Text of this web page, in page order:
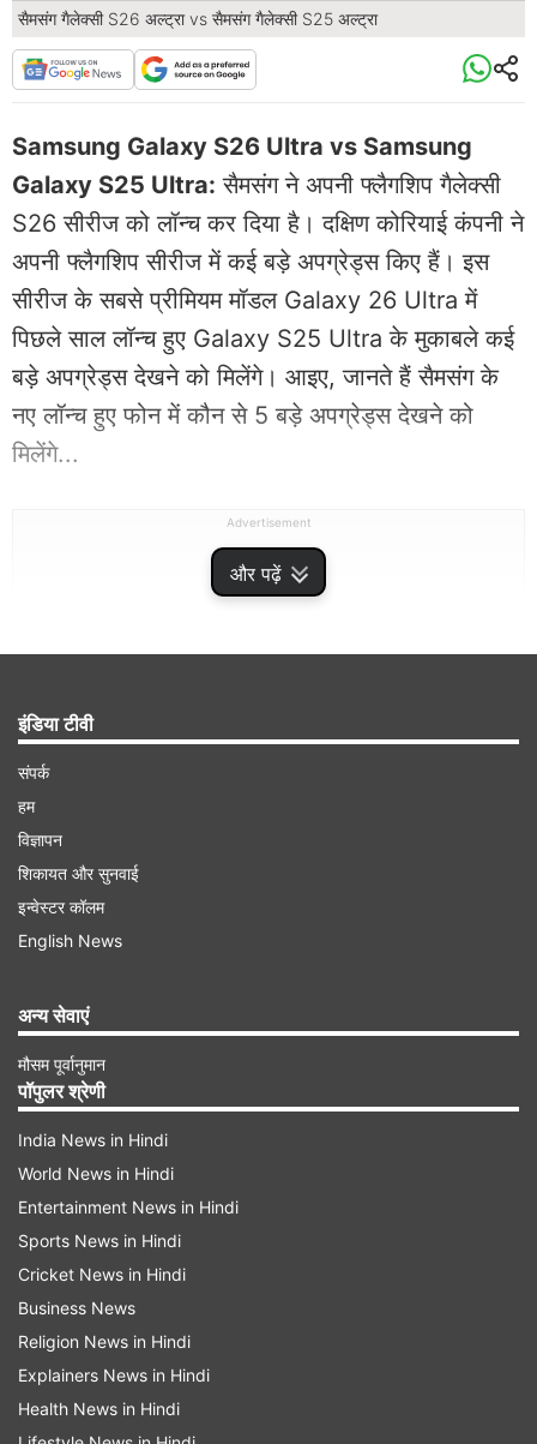
और पढ़ें
सैमसंग गैलेक्सी S26 अल्ट्रा vs सैमसंग गैलेक्सी S25 अल्ट्रा
Samsung Galaxy S26 Ultra vs Samsung
Galaxy S25 Ultra: सैमसंग ने अपनी फ्लैगशिप गैलेक्सी
S26 सीरीज को लॉन्च कर दिया है। दक्षिण कोरियाई कंपनी ने
अपनी फ्लैगशिप सीरीज में कई बड़े अपग्रेड्स किए हैं। इस
सीरीज के सबसे प्रीमियम मॉडल Galaxy 26 Ultra में
पिछले साल लॉन्च हुए Galaxy S25 Ultra के मुकाबले कई
बड़े अपग्रेड्स देखने को मिलेंगे। आइए, जानते हैं सैमसंग के
नए लॉन्च हुए फोन में कौन से 5 बड़े अपग्रेड्स देखने को
मिलेंगे...
Advertisement
Samsung Galaxy S26 Ultra vs Samsung
Galaxy S25 Ultra:
डिस्प्ले
120Hz
प्रोसेसर
Qualcomm
Snapdragon 8 Elite
Gen 5
स्टोरेज
कैमरा
50MP + 10MP, 12MP
इंडिया टीवी
संपर्क
हम
विज्ञापन
शिकायत और सुनवाई
इन्वेस्टर कॉलम
English News
अन्य सेवाएं
मौसम पूर्वानुमान
पॉपुलर श्रेणी
India News in Hindi
World News in Hindi
Entertainment News in Hindi
Sports News in Hindi
Cricket News in Hindi
Business News
Religion News in Hindi
Explainers News in Hindi
Health News in Hindi